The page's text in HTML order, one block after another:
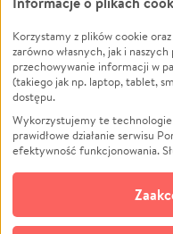
Leczenie
Zwierzęta
Pożar
Ukraina
Pomoc Finansowa
Projekty
Pogrzeb
Społeczność lokalna
Kultura
Korzystamy z plików cookie
zarówno własnych, jak i
przechowywanie informacji w
(takiego jak np. laptop, tablet,
dostępu.
Wykorzystujemy te technologie
prawidłowe działanie serwisu
efektywność funkcjonowania.
technologii do celów
zgodę na ich stosowanie lub jej